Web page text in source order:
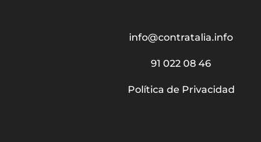
info@contratalia.info
91 022 08 46
Política de Privacidad